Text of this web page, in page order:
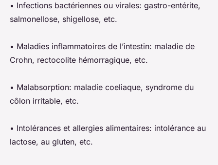
• Infections bactériennes ou virales: gastro-entérite,
salmonellose, shigellose, etc.
• Maladies inflammatoires de l’intestin: maladie de
Crohn, rectocolite hémorragique, etc.
• Malabsorption: maladie coeliaque, syndrome du
côlon irritable, etc.
• Intolérances et allergies alimentaires: intolérance au
lactose, au gluten, etc.